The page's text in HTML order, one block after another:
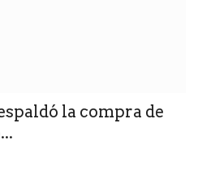
la compra de